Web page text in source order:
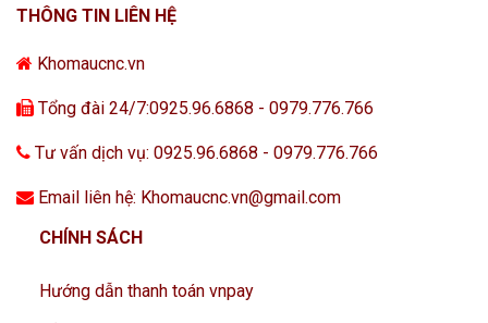
THÔNG TIN LIÊN HỆ
Khomaucnc.vn
Tổng đài 24/7:0925.96.6868 - 0979.776.766
Tư vấn dịch vụ: 0925.96.6868 - 0979.776.766
Email liên hệ: Khomaucnc.vn@gmail.com
CHÍNH SÁCH
Hướng dẫn thanh toán vnpay